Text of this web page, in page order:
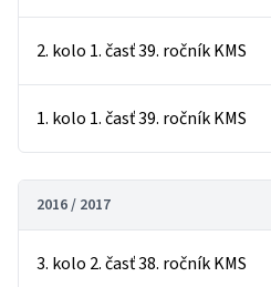
2. kolo 1. časť 39. ročník KMS
1. kolo 1. časť 39. ročník KMS
2016 / 2017
3. kolo 2. časť 38. ročník KMS